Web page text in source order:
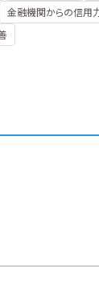
金融機関からの信用